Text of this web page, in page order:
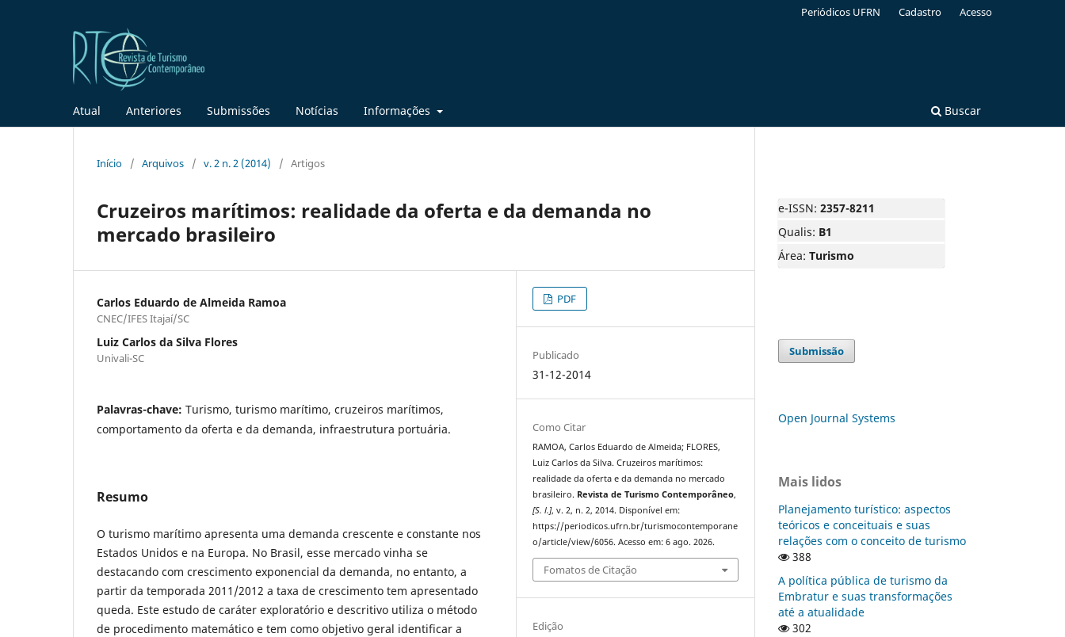
Atual Anteriores Submissões Notícias Informações Buscar
Periódicos UFRN Cadastro Acesso
Início / Arquivos / v. 2 n. 2 (2014) / Artigos
Cruzeiros marítimos: realidade da oferta e da demanda no
mercado brasileiro
Carlos Eduardo de Almeida Ramoa
CNEC/IFES Itajaí/SC
Luiz Carlos da Silva Flores
Univali-SC
Palavras-chave: Turismo, turismo marítimo, cruzeiros marítimos,
comportamento da oferta e da demanda, infraestrutura portuária.
Resumo
O turismo marítimo apresenta uma demanda crescente e constante nos
Estados Unidos e na Europa. No Brasil, esse mercado vinha se
destacando com crescimento exponencial da demanda, no entanto, a
partir da temporada 2011/2012 a taxa de crescimento tem apresentado
queda. Este estudo de caráter exploratório e descritivo utiliza o método
de procedimento matemático e tem como objetivo geral identificar a
PDF
Publicado
31-12-2014
Como Citar
RAMOA, Carlos Eduardo de Almeida; FLORES,
Luiz Carlos da Silva. Cruzeiros marítimos:
realidade da oferta e da demanda no mercado
brasileiro. Revista de Turismo Contemporâneo,
[S. l.], v. 2, n. 2, 2014. Disponível em:
https://periodicos.ufrn.br/turismocontemporane
o/article/view/6056. Acesso em: 6 ago. 2026.
Fomatos de Citação
Edição
e-ISSN: 2357-8211
Qualis: B1
Área: Turismo
Submissão
Open Journal Systems
Mais lidos
Planejamento turístico: aspectos
teóricos e conceituais e suas
relações com o conceito de turismo
388
A política pública de turismo da
Embratur e suas transformações
até a atualidade
302